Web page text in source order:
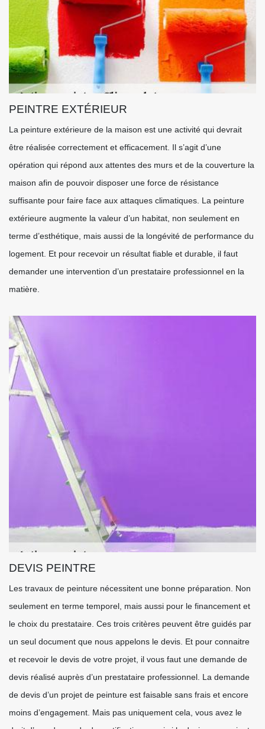
PEINTRE EXTÉRIEUR
La peinture extérieure de la maison est une activité qui devrait
être réalisée correctement et efficacement. Il s’agit d’une
opération qui répond aux attentes des murs et de la couverture la
maison afin de pouvoir disposer une force de résistance
suffisante pour faire face aux attaques climatiques. La peinture
extérieure augmente la valeur d’un habitat, non seulement en
terme d’esthétique, mais aussi de la longévité de performance du
logement. Et pour recevoir un résultat fiable et durable, il faut
demander une intervention d’un prestataire professionnel en la
matière.
DEVIS PEINTRE
Les travaux de peinture nécessitent une bonne préparation. Non
seulement en terme temporel, mais aussi pour le financement et
le choix du prestataire. Ces trois critères peuvent être guidés par
un seul document que nous appelons le devis. Et pour connaitre
et recevoir le devis de votre projet, il vous faut une demande de
devis réalisé auprès d’un prestataire professionnel. La demande
de devis d’un projet de peinture est faisable sans frais et encore
moins d’engagement. Mais pas uniquement cela, vous avez le